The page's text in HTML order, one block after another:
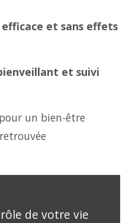
et sans effets
et suivi
pour un bien-être
de votre vie